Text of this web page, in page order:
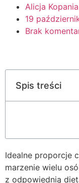
Alicja Kopania
19
Brak
Spis treści
Idealne proporcje
marzenie wielu
z odpowiednią